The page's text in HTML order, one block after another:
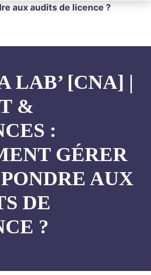
aux audits de licence ?
LAB’ [CNA] |
&
:
GÉRER
AUX
DE
?